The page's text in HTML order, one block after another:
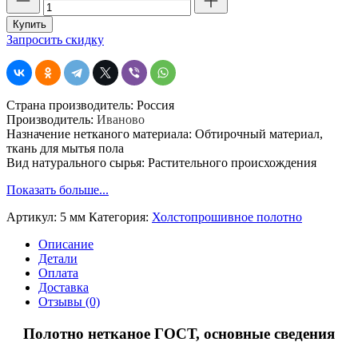
товара
Полотно
нетканое
серое
(строчка
мм)
шир.
80
см.
пл.
гр
Купить
Запросить скидку
Страна производитель: Россия
Производитель: Иваново
Назначение нетканого материала: Обтирочный материал,
ткань для мытья пола
Вид натурального сырья: Растительного происхождения
Показать больше...
Артикул: 5 мм Категория: Холстопрошивное полотно
Описание
Детали
Оплата
Доставка
Отзывы (0)
Полотно нетканое ГОСТ, основные сведения